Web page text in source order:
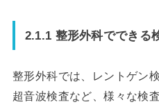
2.1.1 整形外科でできる
整形外科では、レントゲン
超音波検査など、様々な検